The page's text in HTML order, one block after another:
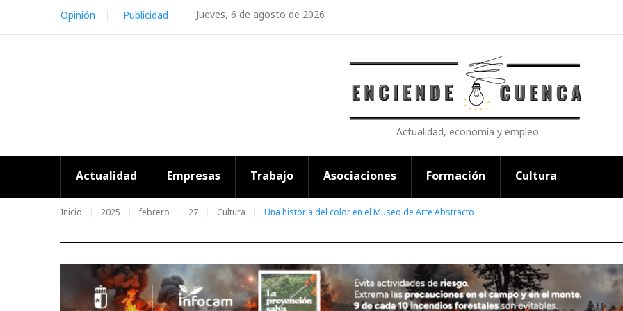
content
Jueves, 6 de agosto de 2026
Opinión Publicidad
Actualidad, economía y empleo
Actualidad Empresas Trabajo Asociaciones Formación Cultura
Inicio 2025 febrero 27 Cultura Una historia del color en el Museo de Arte Abstracto